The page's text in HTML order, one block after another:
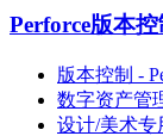
Perforce版本
版本控制 -
数字资产管
设计/美术专